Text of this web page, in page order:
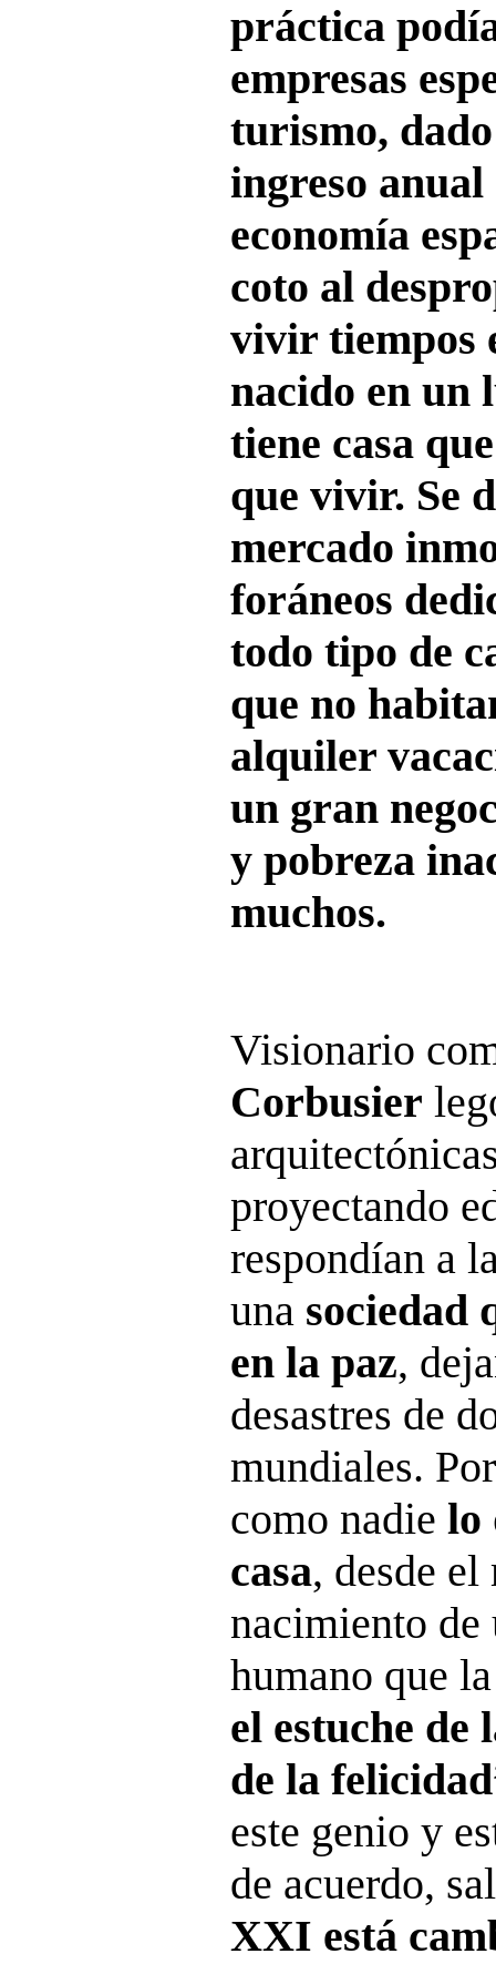
práctica
empresas
turismo,
ingreso
economía
coto al
vivir tiempos
nacido en un
tiene casa
que vivir. Se
mercado
foráneos
todo tipo de
que no
alquiler
un gran
y pobreza
muchos.
Visionario
Corbusier
proyectando
respondían a
una sociedad
en la paz,
desastres de
mundiales.
como nadie lo
casa, desde
nacimiento de
humano que
el estuche de
de la
este genio y
de acuerdo,
XXI está